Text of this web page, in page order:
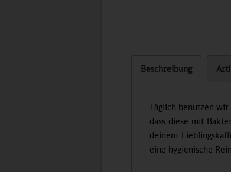
Beschreibung
Täglich benutzen wir
dass diese mit
deinem
eine hygienische